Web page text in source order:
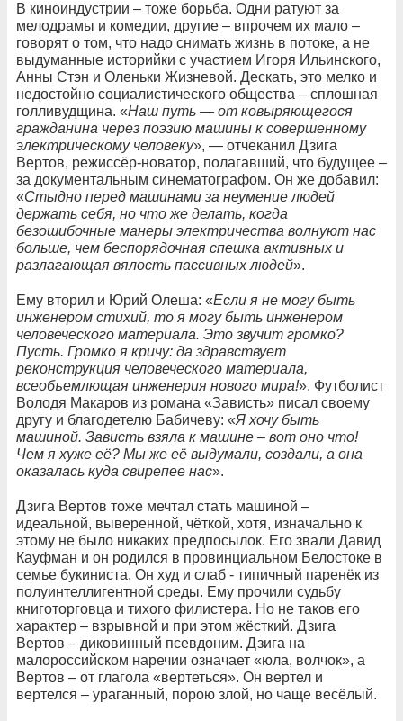
В киноиндустрии – тоже борьба. Одни ратуют за
мелодрамы и комедии, другие – впрочем их мало –
говорят о том, что надо снимать жизнь в потоке, а не
выдуманные историйки с участием Игоря Ильинского,
Анны Стэн и Оленьки Жизневой. Дескать, это мелко и
недостойно социалистического общества – сплошная
голливудщина. «Наш путь — от ковыряющегося
гражданина через поэзию машины к совершенному
электрическому человеку», — отчеканил Дзига
Вертов, режиссёр-новатор, полагавший, что будущее –
за документальным синематографом. Он же добавил:
«Стыдно перед машинами за неумение людей
держать себя, но что же делать, когда
безошибочные манеры электричества волнуют нас
больше, чем беспорядочная спешка активных и
разлагающая вялость пассивных людей».
Ему вторил и Юрий Олеша: «Если я не могу быть
инженером стихий, то я могу быть инженером
человеческого материала. Это звучит громко?
Пусть. Громко я кричу: да здравствует
реконструкция человеческого материала,
всеобъемлющая инженерия нового мира!». Футболист
Володя Макаров из романа «Зависть» писал своему
другу и благодетелю Бабичеву: «Я хочу быть
машиной. Зависть взяла к машине – вот оно что!
Чем я хуже её? Мы же её выдумали, создали, а она
оказалась куда свирепее нас».
Дзига Вертов тоже мечтал стать машиной –
идеальной, выверенной, чёткой, хотя, изначально к
этому не было никаких предпосылок. Его звали Давид
Кауфман и он родился в провинциальном Белостоке в
семье букиниста. Он худ и слаб - типичный паренёк из
полуинтеллигентной среды. Ему прочили судьбу
книготорговца и тихого филистера. Но не таков его
характер – взрывной и при этом жёсткий. Дзига
Вертов – диковинный псевдоним. Дзига на
малороссийском наречии означает «юла, волчок», а
Вертов – от глагола «вертеться». Он вертел и
вертелся – ураганный, порою злой, но чаще весёлый.